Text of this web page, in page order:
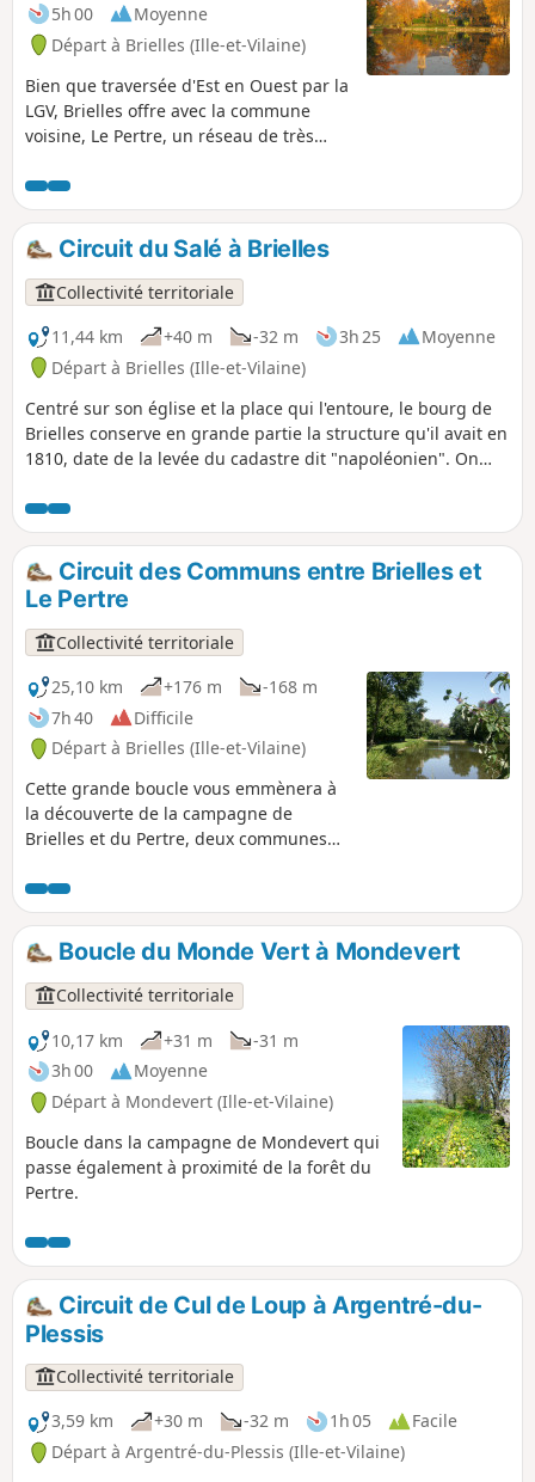
5h 00
Moyenne
Départ à Brielles (Ille-et-Vilaine)
Bien que traversée d'Est en Ouest par la
LGV, Brielles offre avec la commune
voisine, Le Pertre, un réseau de très
qu'à VTT.
Circuit du Salé à Brielles
Collectivité territoriale
11,44 km
+40 m -32 m 3h 25
Moyenne
Départ à Brielles (Ille-et-Vilaine)
Centré sur son église et la place qui l'entoure, le bourg de
Brielles conserve en grande partie la structure qu'il avait en
1810, date de la levée du cadastre dit "napoléonien". On
Kobé (race japonaise) à la viande très prisées des
gastronomes. Se fait aussi bien à pied qu'à VTT.
Circuit des Communs entre Brielles et
Le Pertre
Collectivité territoriale
25,10 km
+176 m
-168 m
7h 40
Difficile
Départ à Brielles (Ille-et-Vilaine)
Cette grande boucle vous emmènera à
la découverte de la campagne de
Brielles et du Pertre, deux communes
randonnée. Se fait aussi bien à pied
qu'en VTT.
Boucle du Monde Vert à Mondevert
Collectivité territoriale
10,17 km
+31 m
-31 m
3h 00
Moyenne
Départ à Mondevert (Ille-et-Vilaine)
Boucle dans la campagne de Mondevert qui
passe également à proximité de la forêt du
Pertre.
Circuit de Cul de Loup à Argentré-du-
Plessis
Collectivité territoriale
3,59 km
+30 m -32 m 1h 05
Facile
Départ à Argentré-du-Plessis (Ille-et-Vilaine)